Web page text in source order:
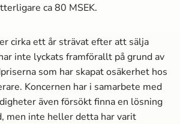
ca 80 MSEK.
cirka ett år strävat efter att sälja
inte lyckats framförallt på grund av
som har skapat osäkerhet hos
Koncernen har i samarbete med
även försökt finna en lösning
men inte heller detta har varit